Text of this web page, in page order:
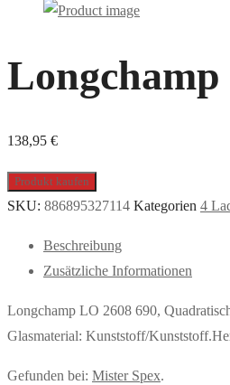
138,95 €
Produkt kaufen
SKU: 886895327114 Kategorien 4
Beschreibung
Zusätzliche Informationen
Longchamp LO 2608 690,
Glasmaterial: Kunststoff/
Gefunden bei: Mister Spex.